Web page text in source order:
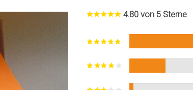
4.80 von 5 Sterne